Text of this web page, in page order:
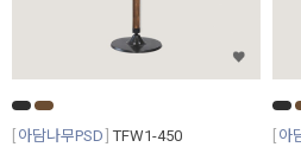
아담나무PSD TFW1-450
아